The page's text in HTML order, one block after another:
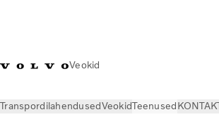
Veokid
TranspordilahendusedVeokidTeenused